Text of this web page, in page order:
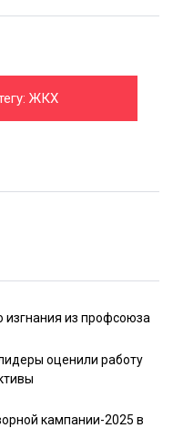
ЖКХ
изгнания из профсоюза
оценили работу
кампании-2025 в